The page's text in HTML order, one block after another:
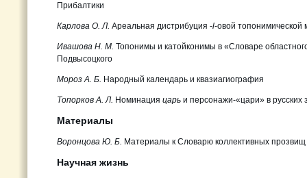
Прибалтики
Карлова О. Л. Ареальная дистрибуция -l-овой
Ивашова Н. М. Топонимы и катойконимы в «Словаре
Подвысоцкого
Мороз А. Б. Народный календарь и квазиагиография
Топорков А. Л. Номинация царь и персонажи-«цари» в русских
Материалы
Воронцова Ю. Б. Материалы к Словарю коллективных
Научная жизнь